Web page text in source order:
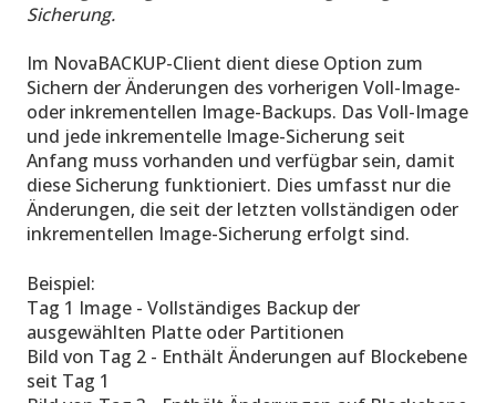
Sicherung.
Im NovaBACKUP-Client dient diese Option zum
Sichern der Änderungen des vorherigen Voll-Image-
oder inkrementellen Image-Backups. Das Voll-Image
und jede inkrementelle Image-Sicherung seit
Anfang muss vorhanden und verfügbar sein, damit
diese Sicherung funktioniert. Dies umfasst nur die
Änderungen, die seit der letzten vollständigen oder
inkrementellen Image-Sicherung erfolgt sind.
Beispiel:
Tag 1 Image - Vollständiges Backup der
ausgewählten Platte oder Partitionen
Bild von Tag 2 - Enthält Änderungen auf Blockebene
seit Tag 1